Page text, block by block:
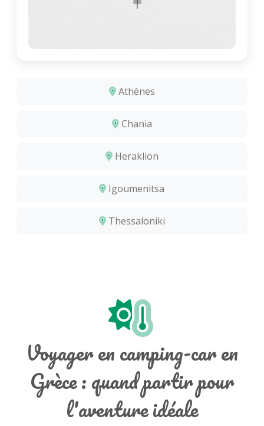
Athènes
Chania
Heraklion
Igoumenitsa
Thessaloniki
Voyager en camping-car en
Grèce : quand partir pour
l'aventure idéale